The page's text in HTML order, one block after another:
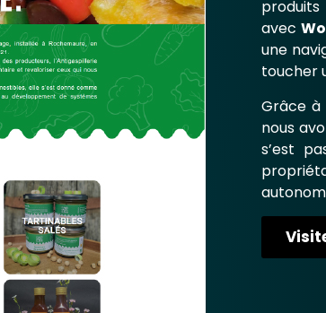
produits
avec
une
toucher
Grâce à
nous
s’est